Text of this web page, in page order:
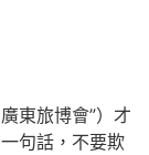
東旅博會”）才
句話，不要欺